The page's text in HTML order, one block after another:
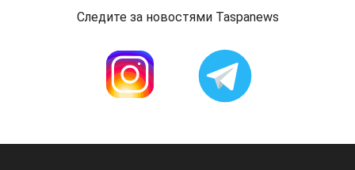
Следите за новостями Taspanews